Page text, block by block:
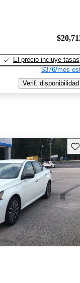
El precio incluye tasas
$376/mes
Verif. disponibilidad